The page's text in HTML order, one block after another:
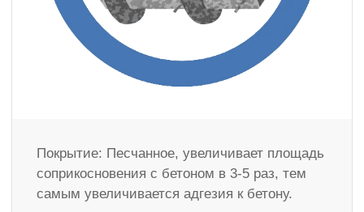
Покрытие: Песчанное, увеличивает площадь
соприкосновения с бетоном в 3-5 раз, тем
самым увеличивается адгезия к бетону.